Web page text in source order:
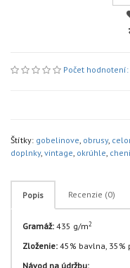
Počet
Štítky: gobelinove, obrusy,
doplnky, vintage, okrúhle,
Popis Recenzie (0)
Gramáž: 435 g/m2
Zloženie: 45% bavlna, 35%
Návod na údržbu: